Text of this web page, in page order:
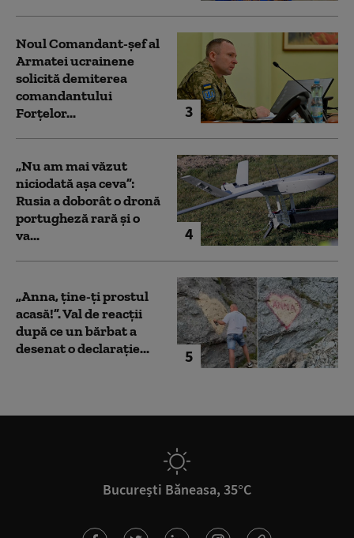
3
Noul Comandant-șef al
Armatei ucrainene
solicită demiterea
comandantului
Forțelor...
4
„Nu am mai văzut
niciodată așa ceva”:
Rusia a doborât o dronă
portugheză rară și o
va...
5
„Anna, ţine-ţi prostul
acasă!”. Val de reacții
după ce un bărbat a
desenat o declarație...
București Băneasa, 35°C